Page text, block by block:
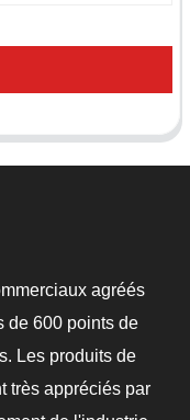
agréés
de 600 points de
Les produits de
très appréciés par